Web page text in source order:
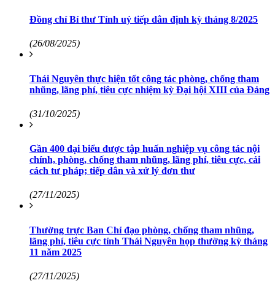
Đồng chí Bí thư Tỉnh uỷ tiếp dân định kỳ tháng 8/2025
(26/08/2025)
Thái Nguyên thực hiện tốt công tác phòng, chống tham
nhũng, lãng phí, tiêu cực nhiệm kỳ Đại hội XIII của Đảng
(31/10/2025)
Gần 400 đại biểu được tập huấn nghiệp vụ công tác nội
chính, phòng, chống tham nhũng, lãng phí, tiêu cực, cải
cách tư pháp; tiếp dân và xử lý đơn thư
(27/11/2025)
Thường trực Ban Chỉ đạo phòng, chống tham nhũng,
lãng phí, tiêu cực tỉnh Thái Nguyên họp thường kỳ tháng
11 năm 2025
(27/11/2025)